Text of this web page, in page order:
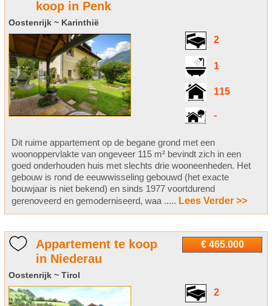
koop in Penk
Oostenrijk ~ Karinthië
2
1
115
-
Dit ruime appartement op de begane grond met een
woonoppervlakte van ongeveer 115 m² bevindt zich in een
goed onderhouden huis met slechts drie wooneenheden. Het
gebouw is rond de eeuwwisseling gebouwd (het exacte
bouwjaar is niet bekend) en sinds 1977 voortdurend
gerenoveerd en gemoderniseerd, waa ..... Lees Verder >>
€ 465.000
Appartement te koop
in Niederau
Oostenrijk ~ Tirol
2